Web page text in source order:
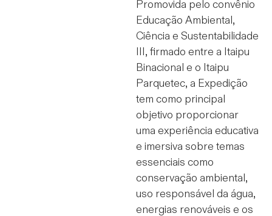
Promovida pelo convênio
Educação Ambiental,
Ciência e Sustentabilidade
III, firmado entre a Itaipu
Binacional e o Itaipu
Parquetec, a Expedição
tem como principal
objetivo proporcionar
uma experiência educativa
e imersiva sobre temas
essenciais como
conservação ambiental,
uso responsável da água,
energias renováveis e os